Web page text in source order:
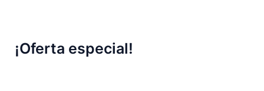
¡Oferta especial!